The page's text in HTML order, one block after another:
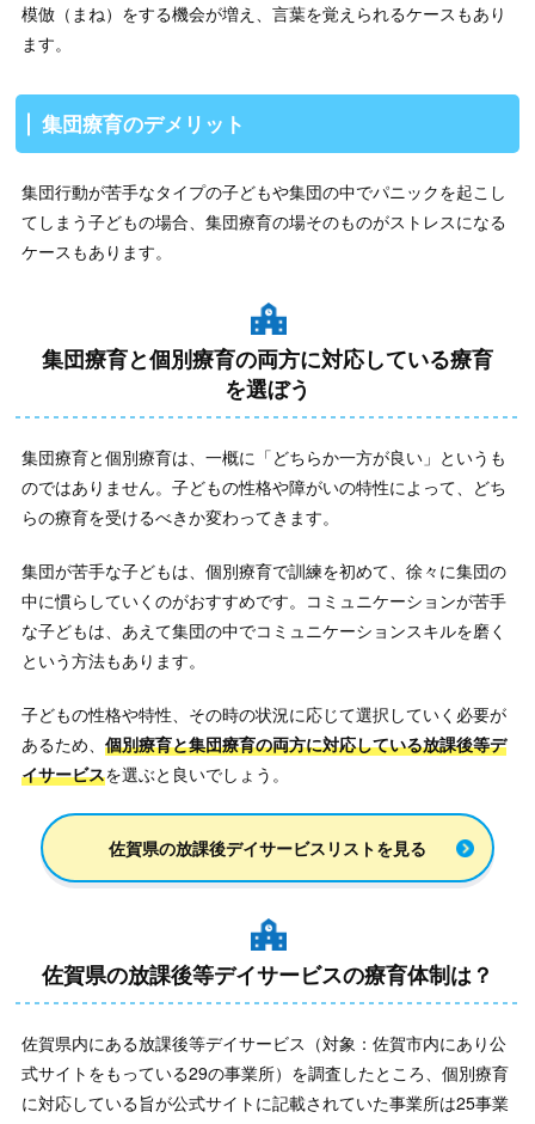
模倣（まね）をする機会が増え、言葉を覚えられるケースもあり
ます。
集団療育のデメリット
集団行動が苦手なタイプの子どもや集団の中でパニックを起こし
てしまう子どもの場合、集団療育の場そのものがストレスになる
ケースもあります。
集団療育と個別療育の両方に対応している療育
を選ぼう
集団療育と個別療育は、一概に「どちらか一方が良い」というも
のではありません。子どもの性格や障がいの特性によって、どち
らの療育を受けるべきか変わってきます。
集団が苦手な子どもは、個別療育で訓練を初めて、徐々に集団の
中に慣らしていくのがおすすめです。コミュニケーションが苦手
な子どもは、あえて集団の中でコミュニケーションスキルを磨く
という方法もあります。
子どもの性格や特性、その時の状況に応じて選択していく必要が
あるため、 個別療育と集団療育の両方に対応している放課後等デ
イサービスを選ぶと良いでしょう。
佐賀県の放課後デイサービスリストを見る
佐賀県の放課後等デイサービスの療育体制は？
佐賀県内にある放課後等デイサービス（対象：佐賀市内にあり公
式サイトをもっている29の事業所）を調査したところ、個別療育
に対応している旨が公式サイトに記載されていた事業所は25事業